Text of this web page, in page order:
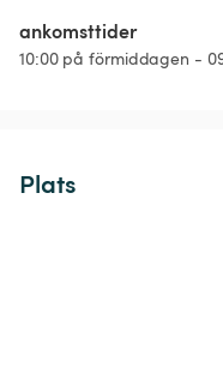
ankomsttider
10:00 på förmiddagen -
Plats